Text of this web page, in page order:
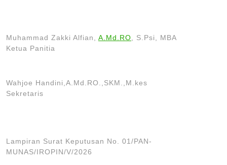
Muhammad Zakki Alfian, A.Md.RO , S.Psi, MBA
Ketua Panitia
Wahjoe Handini,A.Md.RO.,SKM.,M.kes
Sekretaris
Lampiran Surat Keputusan No. 01/PAN-
MUNAS/IROPIN/V/2026